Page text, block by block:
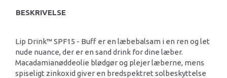
BESKRIVELSE
Lip Drink™ SPF15 - Buff er en læbebalsam i en ren og let
nude nuance, der er en sand drink for dine læber.
Macadamianøddeolie blødgør og plejer læberne, mens
spiseligt zinkoxid giver en bredspektret solbeskyttelse